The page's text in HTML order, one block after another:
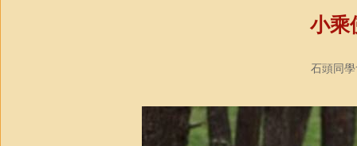
小乘
石頭同學